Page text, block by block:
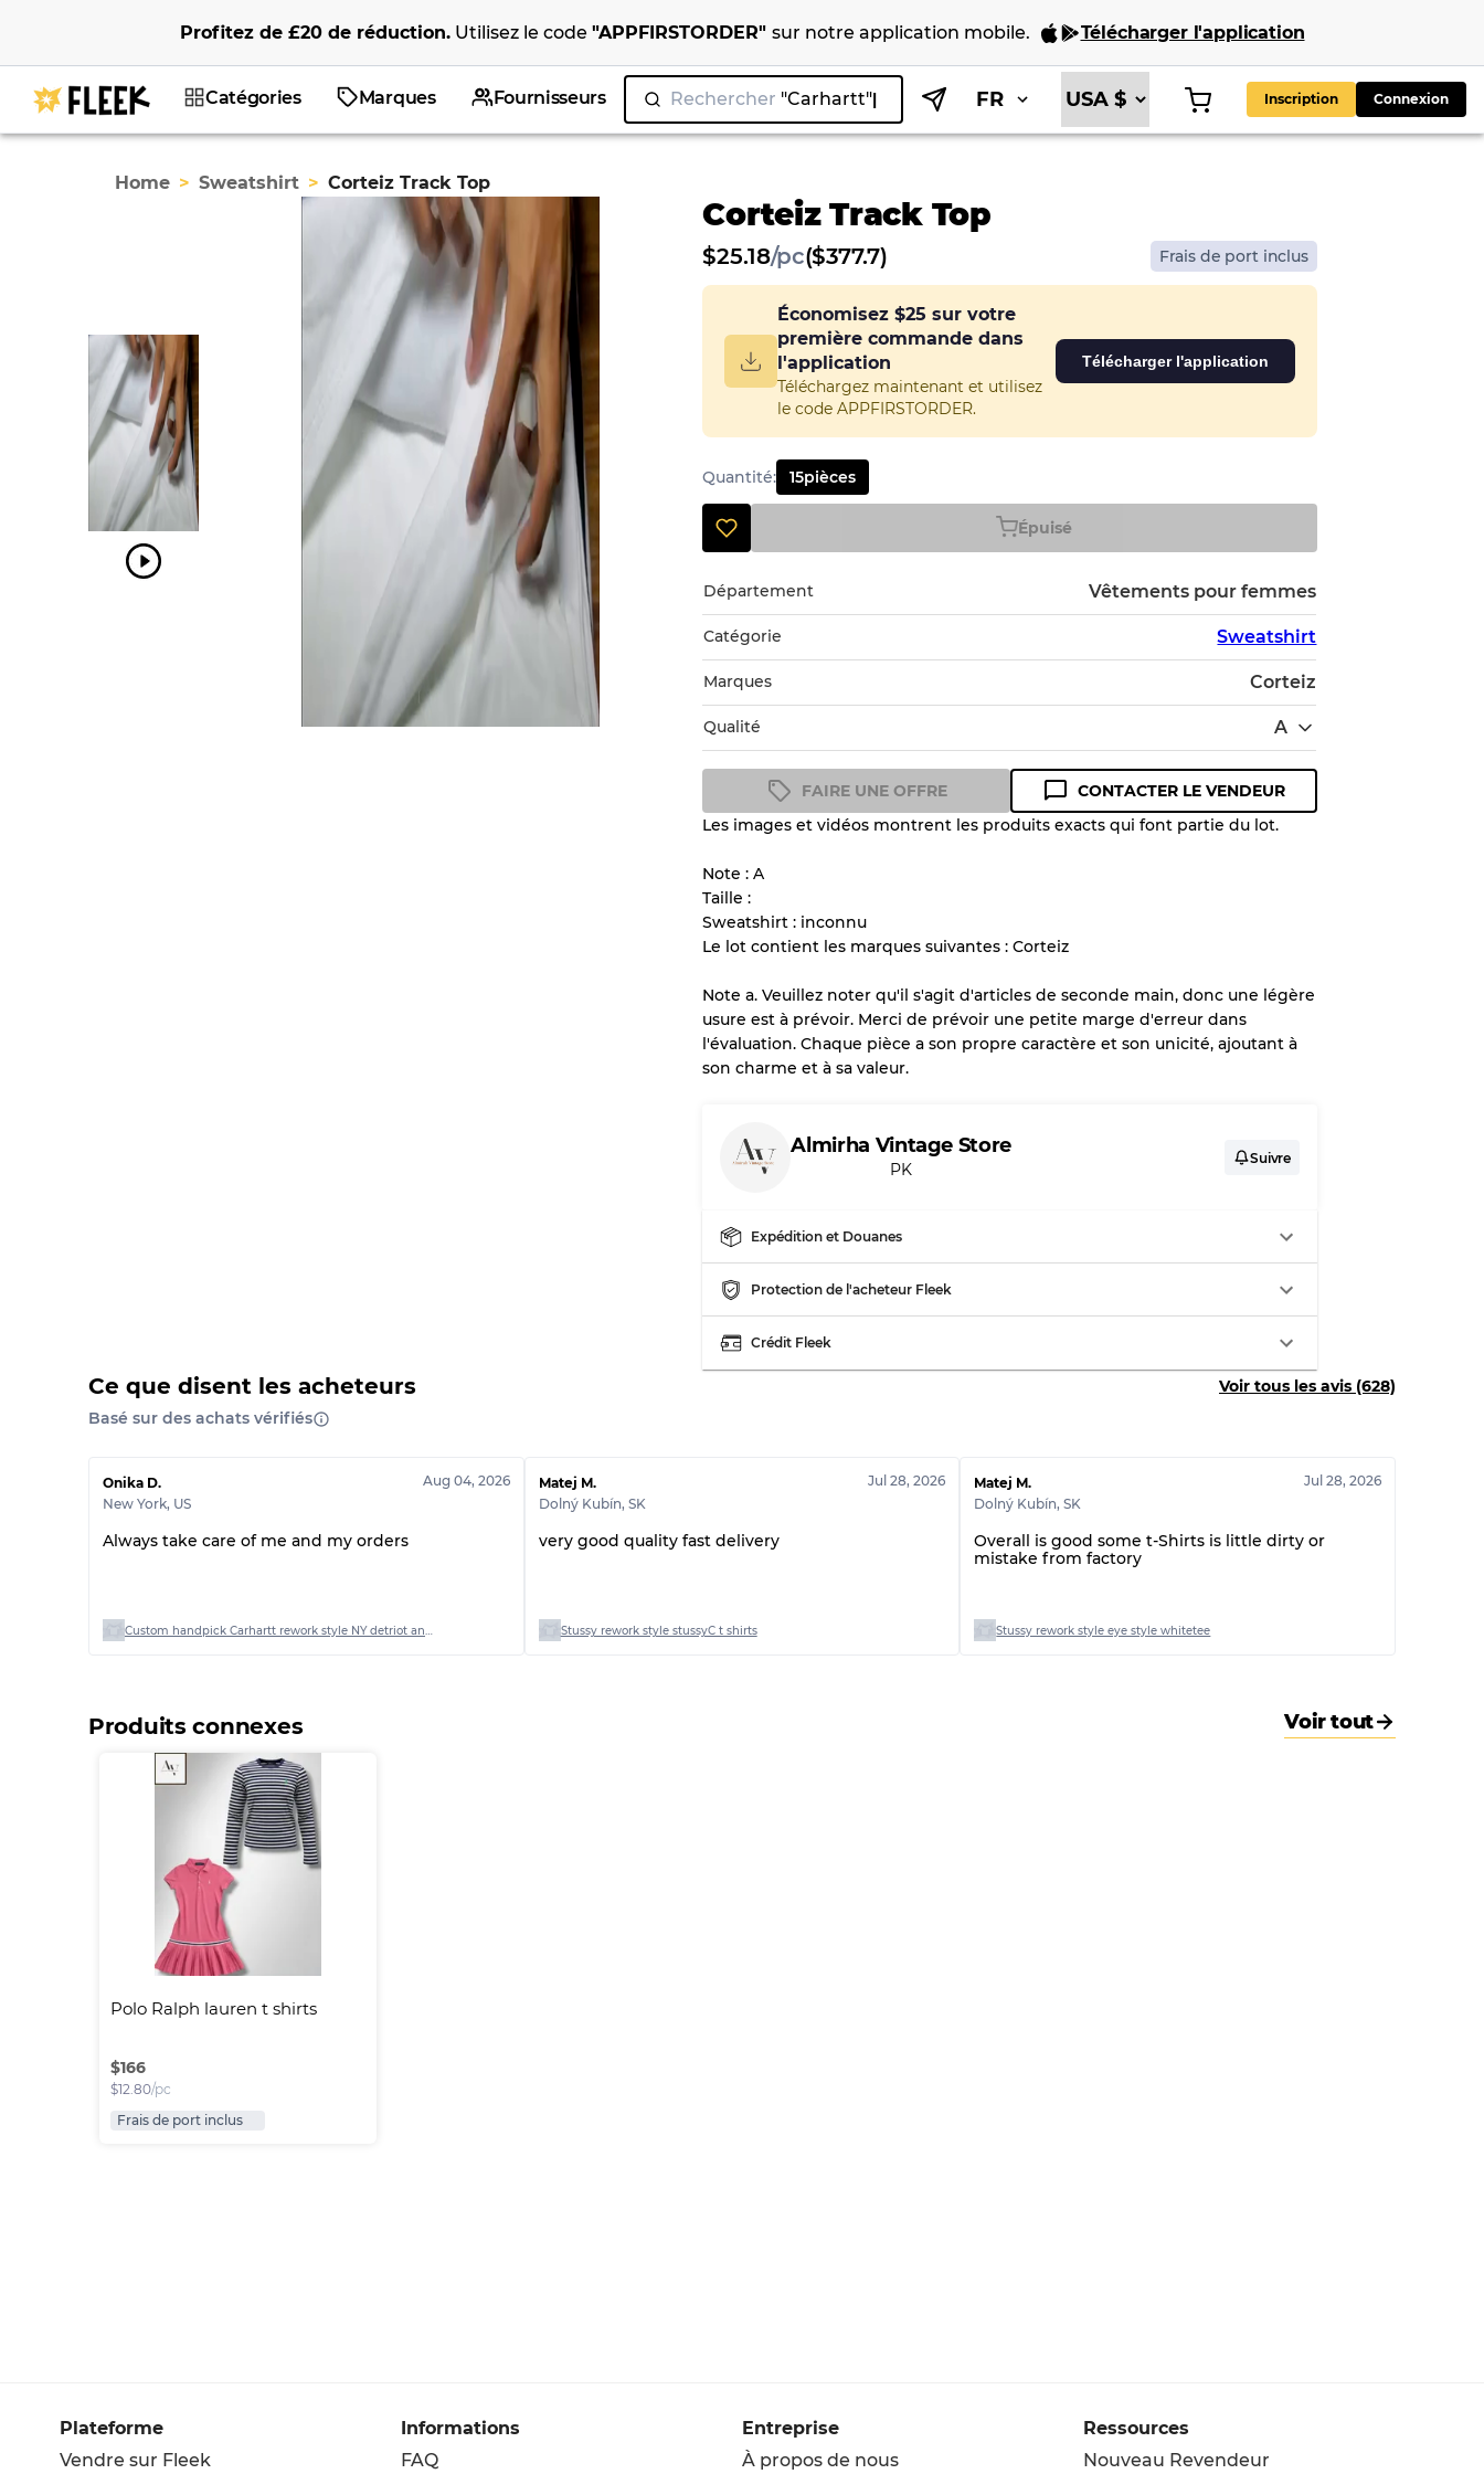
Profitez de £20de réduction. Utilisez le code "APPFIRSTORDER" sur notre application mobile. Télécharger l'application
Catégories Marques Fournisseurs Rechercher "Ca FR Inscription Connexion
Home > Sweatshirt > Corteiz Track Top
Corteiz Track Top
$25.18/pc($377.7) Frais de port inclus
Économisez $25 sur votre
première commande dans
l'application
Téléchargez maintenant et utilisez
le code APPFIRSTORDER.
Télécharger l'application
Quantité: 15pièces
Épuisé
Département Vêtements pour femmes
Catégorie Sweatshirt
Marques Corteiz
Qualité A
Guide des conditions
Tous les produits incluent un niveau de qualité pour comprendre
l'état et l'apparence de chaque article avant l'achat.
Il y a une marge d'erreur allant jusqu'à
Notre système à 3 niveaux
Qualité B Peu utilisé
Qualité CUsure visible avec taches
Répartition pour ratios mixtes
FAIRE UNE OFFRE
CONTACTER LE VENDEUR
Les images et vidéos montrent les produits exacts qui font partie du lot.
Note : A
Taille :
Sweatshirt : inconnu
Le lot contient les marques suivantes : Corteiz
Note a. Veuillez noter qu'il s'agit d'articles de seconde main, donc une légère
usure est à prévoir. Merci de prévoir une petite marge d'erreur dans
l'évaluation. Chaque pièce a son propre caractère et son unicité, ajoutant à
son charme et à sa valeur.
Almirha Vintage Store
PK
Suivre
Expédition et Douanes
Protection de l'acheteur Fleek
Crédit Fleek
Ce que disent les acheteurs
Voir tous les avis (628)
Basé sur des achats vérifiés
Onika D.
New York, US
Aug 04, 2026
Always take care of me and my orders
Matej M.
Dolný Kubín, SK
Jul 28, 2026
very good quality fast delivery
Stussy rework style stussyC t shirts
Matej M.
Dolný Kubín,SK
Jul 28, 2026
Overall is good some t-Shirts is little dirty or
mistake from factory
Stussy rework style eye style whitetee
Produits connexes Voir tout
Polo Ralph lauren t shirts
$166
$12.80/pc
Frais de port inclus
Plateforme
Vendre sur Fleek
Informations
FAQ
Entreprise
À propos de nous
Ressources
Nouveau Revendeur